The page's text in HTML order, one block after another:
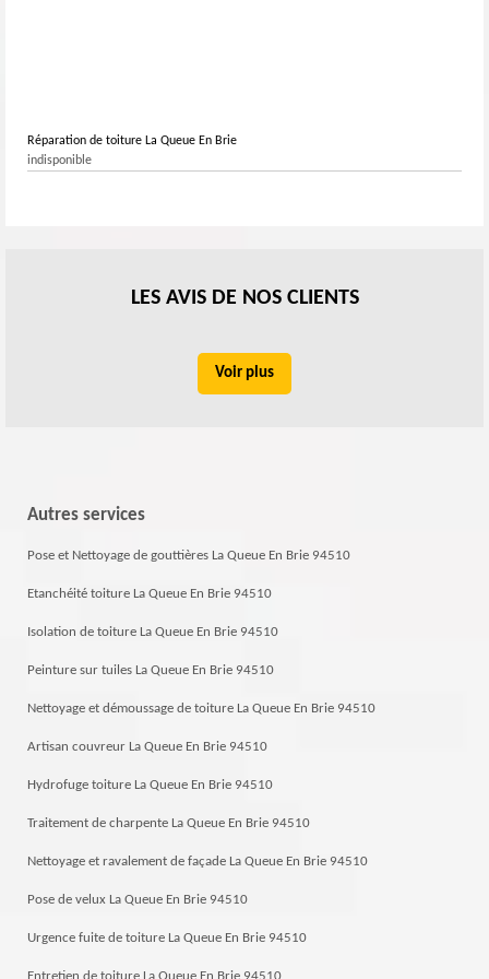
Réparation de toiture La Queue En Brie
indisponible
LES AVIS DE NOS CLIENTS
Voir plus
Autres services
Pose et Nettoyage de gouttières La Queue En Brie 94510
Etanchéité toiture La Queue En Brie 94510
Isolation de toiture La Queue En Brie 94510
Peinture sur tuiles La Queue En Brie 94510
Nettoyage et démoussage de toiture La Queue En Brie 94510
Artisan couvreur La Queue En Brie 94510
Hydrofuge toiture La Queue En Brie 94510
Traitement de charpente La Queue En Brie 94510
Nettoyage et ravalement de façade La Queue En Brie 94510
Pose de velux La Queue En Brie 94510
Urgence fuite de toiture La Queue En Brie 94510
Entretien de toiture La Queue En Brie 94510